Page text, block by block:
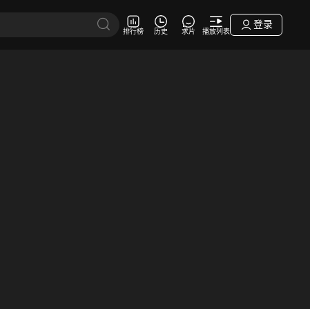
排行榜 历史 求片 播放列表
登录